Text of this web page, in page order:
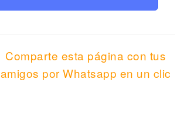
Comparte esta página con tus
amigos por Whatsapp en un clic